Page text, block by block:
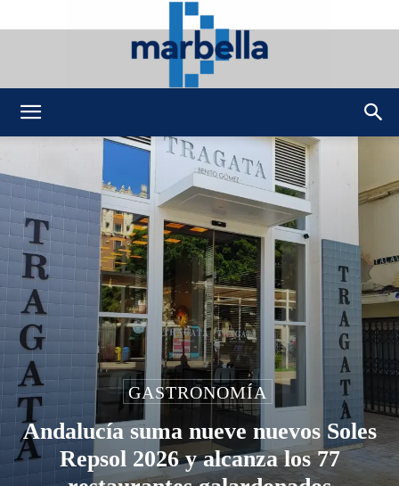
GASTRONOMÍA
Andalucía suma nueve nuevos Soles
Repsol 2026 y alcanza los 77